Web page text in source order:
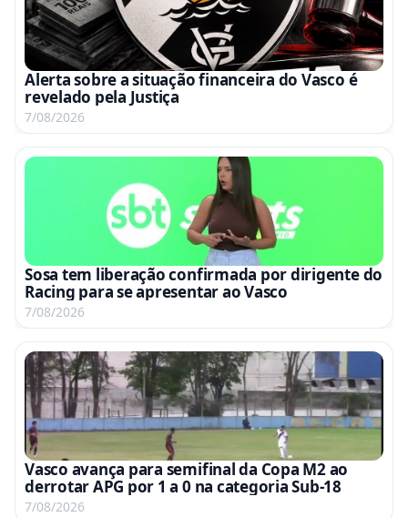
Alerta sobre a situação financeira do Vasco é
revelado pela Justiça
7/08/2026
Sosa tem liberação confirmada por dirigente do
Racing para se apresentar ao Vasco
7/08/2026
Vasco avança para semifinal da Copa M2 ao
derrotar APG por 1 a 0 na categoria Sub-18
7/08/2026